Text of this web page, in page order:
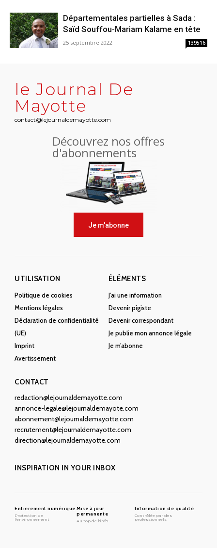
Départementales partielles à Sada :
Saïd Souffou-Mariam Kalame en tête
25 septembre 2022 139516
le Journal De
Mayotte
contact@lejournaldemayotte.com
Découvrez nos offres
d'abonnements
Je m'abonne
UTILISATION
Politique de cookies
Mentions légales
Déclaration de confidentialité
(UE)
Imprint
Avertissement
ÉLÉMENTS
J’ai une information
Devenir pigiste
Devenir correspondant
Je publie mon annonce légale
Je m’abonne
CONTACT
redaction@lejournaldemayotte.com
annonce-legale@lejournaldemayote.com
abonnement@lejournaldemayotte.com
recrutement@lejournaldemayotte.com
direction@lejournaldemayotte.com
INSPIRATION IN YOUR INBOX
Entierement numérique
Protection de
l'environnement
Mise à jour
permanente
Au top de l'info
Information de qualité
Contrôlée par des
professionnels